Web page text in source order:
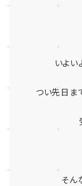
いよい
つい先日ま
そん